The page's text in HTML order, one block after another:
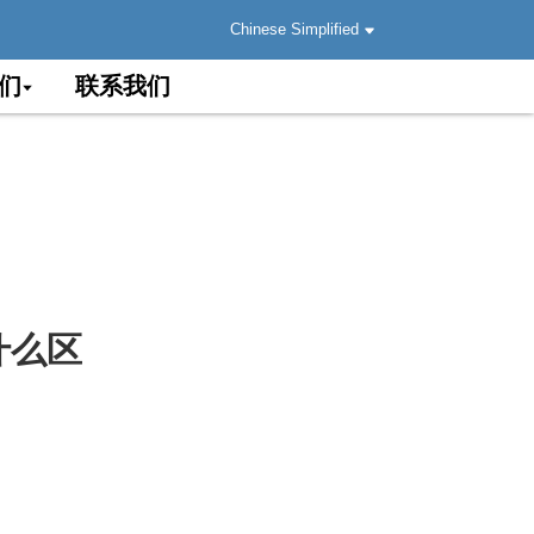
Chinese Simplified
联系我们
么区